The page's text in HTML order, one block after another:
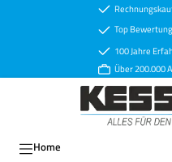
Zum Hauptinhalt springen
Top
100 Jahre
Über 200.000
Home